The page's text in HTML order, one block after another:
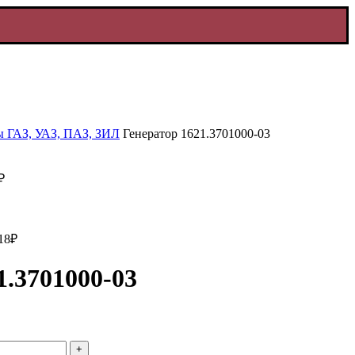
ГАЗ, УАЗ, ПАЗ, ЗИЛГенератор 1621.3701000-03
₽
03